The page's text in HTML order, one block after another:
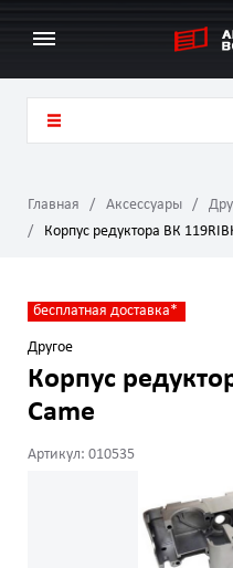
Главная Аксессуары
Корпус редуктора ВК
бесплатная доставка*
Другое
Корпус
Came
Артикул: 010535